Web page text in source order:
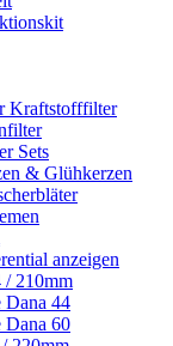
Kraftstofffilter
Sets
& Glühkerzen
anzeigen
/ 210mm
Dana 44
Dana 60